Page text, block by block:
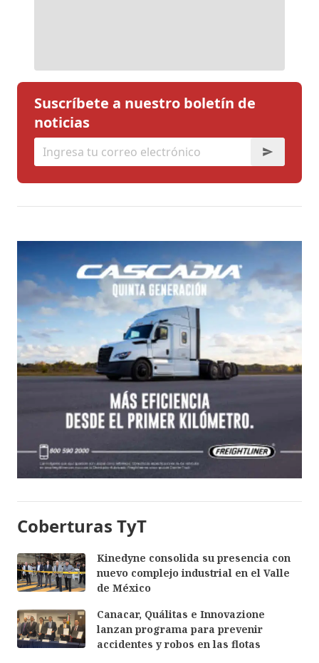
Suscríbete a nuestro boletín de
noticias
Coberturas TyT
Kinedyne consolida su presencia con
nuevo complejo industrial en el Valle
de México
Canacar, Quálitas e Innovazione
lanzan programa para prevenir
accidentes y robos en las flotas